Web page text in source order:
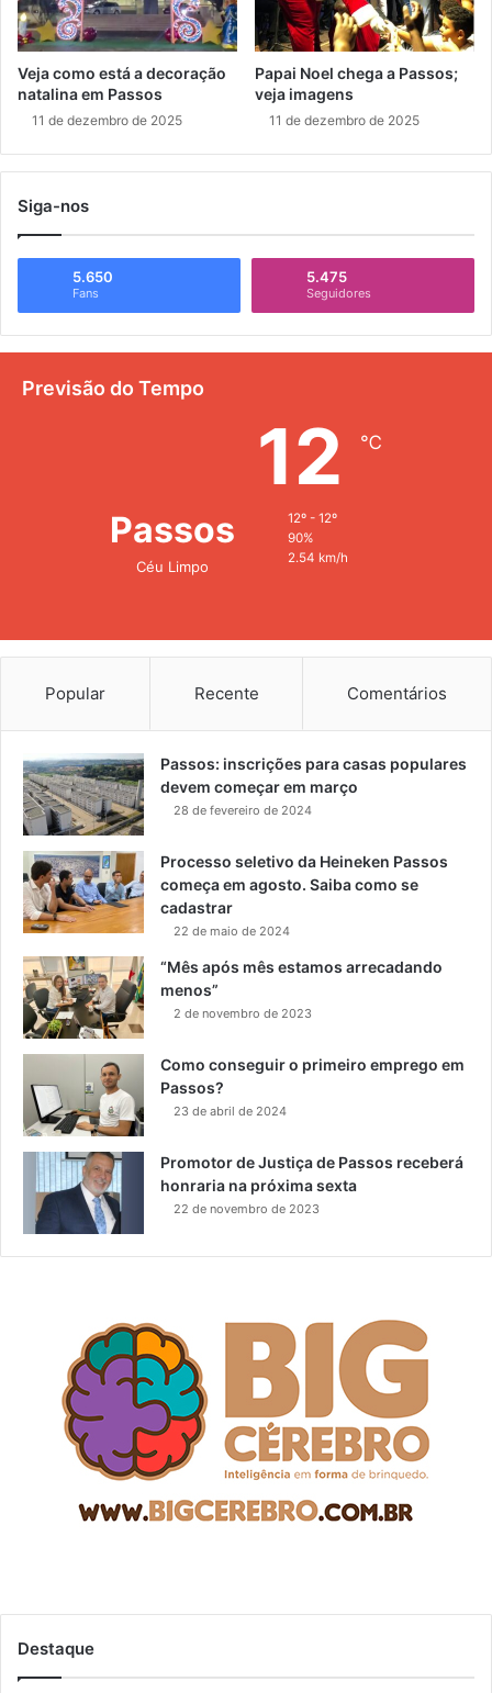
Veja como está a decoração
natalina em Passos
11 de dezembro de 2025
Papai Noel chega a Passos;
veja imagens
11 de dezembro de 2025
Siga-nos
5.650
Fans
5.475
Seguidores
Previsão do Tempo
Passos
Céu Limpo
12 ℃
12º - 12º
90%
2.54 km/h
Popular Recente Comentários
Passos: inscrições para casas populares
devem começar em março
28 de fevereiro de 2024
Processo seletivo da Heineken Passos
começa em agosto. Saiba como se
cadastrar
22 de maio de 2024
“Mês após mês estamos arrecadando
menos”
2 de novembro de 2023
Como conseguir o primeiro emprego em
Passos?
23 de abril de 2024
Promotor de Justiça de Passos receberá
honraria na próxima sexta
22 de novembro de 2023
Destaque